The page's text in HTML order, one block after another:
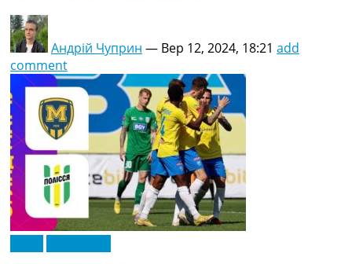
Андрій Чуприн — Вер 12, 2024, 18:21 add
comment